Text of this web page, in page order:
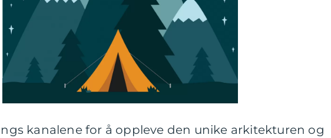
kanalene for å oppleve den unike arkitekturen og